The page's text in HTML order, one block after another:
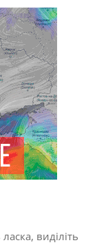
виділіть